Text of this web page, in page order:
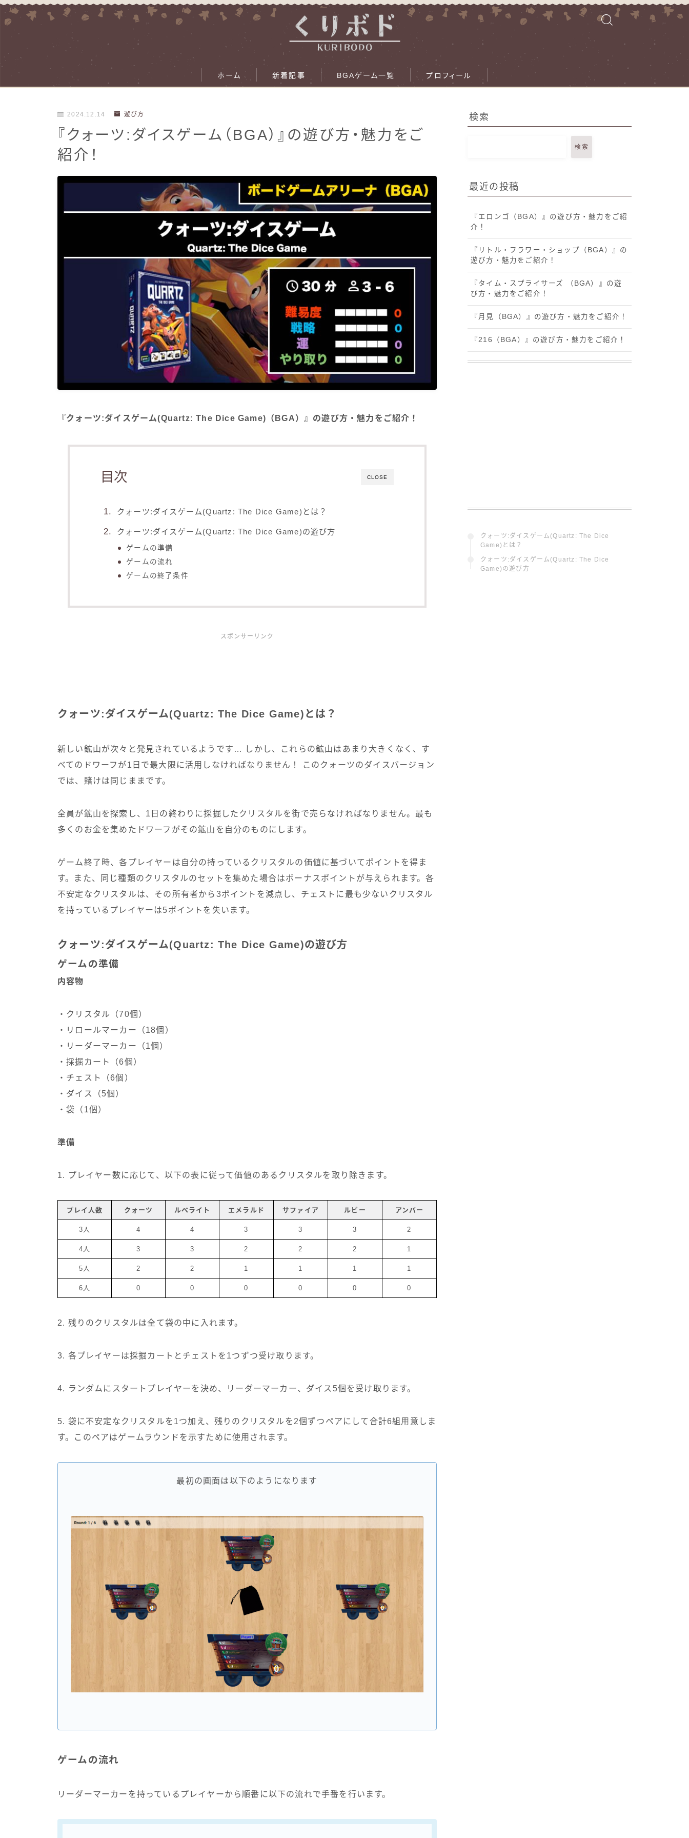
ホーム 新着記事 BGAゲーム一覧 プロフィール
2024.12.14 遊び方
『クォーツ:ダイスゲーム（BGA）』の遊び方・魅力をご
紹介！
『クォーツ:ダイスゲーム(Quartz: The Dice Game)（BGA）』の遊び方・魅力をご紹介！
CLOSE
目次
クォーツ:ダイスゲーム(Quartz: The Dice Game)とは？
クォーツ:ダイスゲーム(Quartz: The Dice Game)の遊び方
ゲームの準備
ゲームの流れ
ゲームの終了条件
スポンサーリンク
クォーツ:ダイスゲーム(Quartz: The Dice Game)とは？
新しい鉱山が次々と発見されているようです… しかし、これらの鉱山はあまり大きくなく、す
べてのドワーフが1日で最大限に活用しなければなりません！ このクォーツのダイスバージョン
では、賭けは同じままです。
全員が鉱山を探索し、1日の終わりに採掘したクリスタルを街で売らなければなりません。最も
多くのお金を集めたドワーフがその鉱山を自分のものにします。
ゲーム終了時、各プレイヤーは自分の持っているクリスタルの価値に基づいてポイントを得ま
す。また、同じ種類のクリスタルのセットを集めた場合はボーナスポイントが与えられます。各
不安定なクリスタルは、その所有者から3ポイントを減点し、チェストに最も少ないクリスタル
を持っているプレイヤーは5ポイントを失います。
クォーツ:ダイスゲーム(Quartz: The Dice Game)の遊び方
ゲームの準備
内容物
・クリスタル（70個）
・リロールマーカー（18個）
・リーダーマーカー（1個）
・採掘カート（6個）
・チェスト（6個）
・ダイス（5個）
・袋（1個）
準備
1. プレイヤー数に応じて、以下の表に従って価値のあるクリスタルを取り除きます。
プレイ人数 クォーツ ルベライト エメラルド サファイア ルビー アンバー
3人 4 4 3 3 3 2
4人 3 3 2 2 2 1
5人 2 2 1 1 1 1
6人 0 0 0 0 0 0
2. 残りのクリスタルは全て袋の中に入れます。
3. 各プレイヤーは採掘カートとチェストを1つずつ受け取ります。
4. ランダムにスタートプレイヤーを決め、リーダーマーカー、ダイス5個を受け取ります。
5. 袋に不安定なクリスタルを1つ加え、残りのクリスタルを2個ずつペアにして合計6組用意しま
す。このペアはゲームラウンドを示すために使用されます。
最初の画面は以下のようになります
ゲームの流れ
リーダーマーカーを持っているプレイヤーから順番に以下の流れで手番を行います。
検索
検索
最近の投稿
『エロンゴ（BGA）』の遊び方・魅力をご紹
介！
『リトル・フラワー・ショップ（BGA）』の
遊び方・魅力をご紹介！
『タイム・スプライサーズ （BGA）』の遊
び方・魅力をご紹介！
『月見（BGA）』の遊び方・魅力をご紹介！
『216（BGA）』の遊び方・魅力をご紹介！
クォーツ:ダイスゲーム(Quartz: The Dice
Game)とは？
クォーツ:ダイスゲーム(Quartz: The Dice
Game)の遊び方